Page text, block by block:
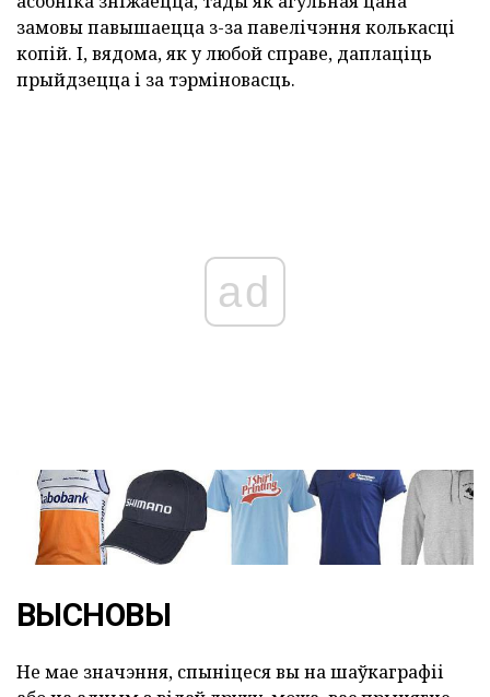
замовы павышаецца з-за павелічэння колькасці
копій. І, вядома, як у любой справе, даплаціць
прыйдзецца і за тэрміновасць.
ad
ВЫСНОВЫ
Не мае значэння, спыніцеся вы на шаўкаграфіі